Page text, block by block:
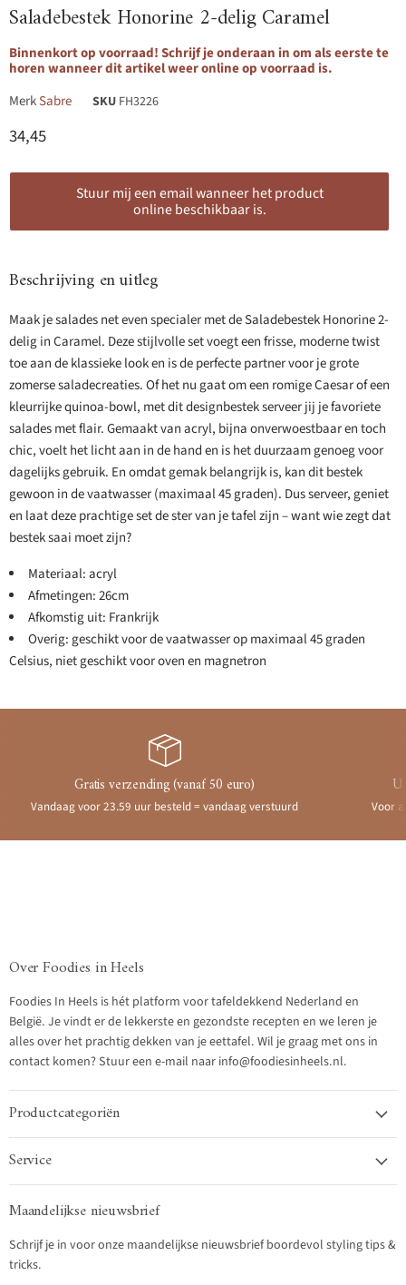
Saladebestek Honorine 2-delig Caramel
Binnenkort op voorraad! Schrijf je onderaan in om als eerste te
horen wanneer dit artikel weer online op voorraad is.
MerkSabre SKU FH3226
Huidige prijs
34,45
Stuur mij een email wanneer het product
online beschikbaar is.
Beschrijving en uitleg
Maak je salades net even specialer met de Saladebestek Honorine 2-
delig in Caramel. Deze stijlvolle set voegt een frisse, moderne twist
toe aan de klassieke look en is de perfecte partner voor je grote
zomerse saladecreaties. Of het nu gaat om een romige Caesar of een
kleurrijke quinoa-bowl, met dit designbestek serveer jij je favoriete
salades met flair. Gemaakt van acryl, bijna onverwoestbaar en toch
chic, voelt het licht aan in de hand en is het duurzaam genoeg voor
dagelijks gebruik. En omdat gemak belangrijk is, kan dit bestek
gewoon in de vaatwasser (maximaal 45 graden). Dus serveer, geniet
en laat deze prachtige set de ster van je tafel zijn – want wie zegt dat
bestek saai moet zijn?
Materiaal: acryl
Afmetingen: 26cm
Afkomstig uit: Frankrijk
Overig: geschikt voor de vaatwasser op maximaal 45 graden
Celsius, niet geschikt voor oven en magnetron
Gratis verzending (vanaf 50 euro)
Vandaag voor 23.59 uur besteld = vandaag verstuurd Voor
Over Foodies in Heels
Foodies In Heels is hét platform voor tafeldekkend Nederland en
België. Je vindt er de lekkerste en gezondste recepten en we leren je
alles over het prachtig dekken van je eettafel. Wil je graag met ons in
contact komen? Stuur een e-mail naar info@foodiesinheels.nl.
Productcategoriën
Service
Maandelijkse nieuwsbrief
Schrijf je in voor onze maandelijkse nieuwsbrief boordevol styling tips &
tricks.